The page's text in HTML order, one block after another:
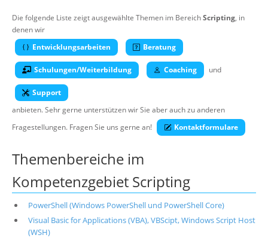
Die folgende Liste zeigt ausgewählte Themen im BereichScripting, in
denen wir
Entwicklungsarbeiten
Beratung
Schulungen/Weiterbildung Coaching und
Support
anbieten. Sehr gerne unterstützen wir Sie aber auch zu anderen
Fragestellungen. Fragen Sie uns gerne an!
Kontaktformulare
Themenbereiche im
Kompetenzgebiet Scripting
PowerShell (Windows PowerShell und PowerShell Core)
Visual Basic for Applications (VBA), VBScipt, Windows Script Host
(WSH)